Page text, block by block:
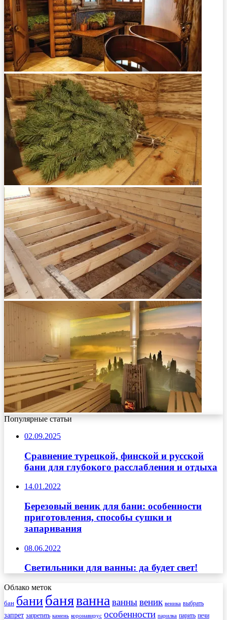
Популярные статьи
02.09.2025
Сравнение турецкой, финской и русской
бани для глубокого расслабления и отдыха
14.01.2022
Березовый веник для бани: особенности
приготовления, способы сушки и
запаривания
08.06.2022
Светильники для ванны: да будет свет!
Облако меток
бан банибаняванна ваннывеник веника выбрать
запрет запретить камень коронавирус особенности парилка парить печи